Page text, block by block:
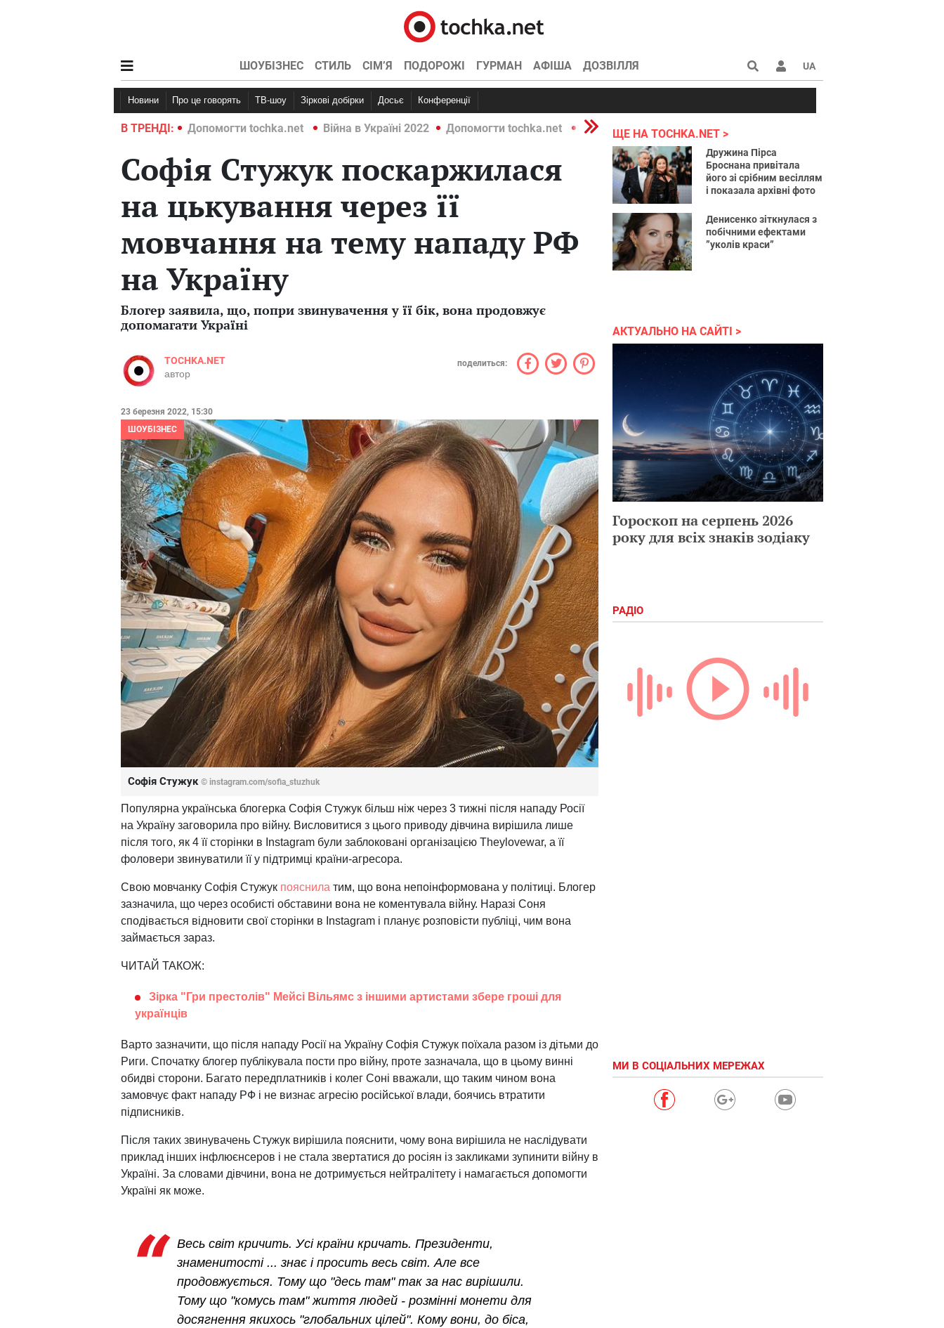
ШОУБІЗНЕС СТИЛЬ СІМ’Я ПОДОРОЖІ ГУРМАН АФІША ДОЗВІЛЛЯ UA
Новини Про це говорять ТВ-шоу Зіркові добірки Досьє Конференції
В ТРЕНДІ:
Війна в Україні 2022 Допомогти tochka.net Війна в Україні 2022 Допомогти tochka.net Війна в Україні 2022
Софія Стужук поскаржилася
на цькування через її
мовчання на тему нападу РФ
на Україну
Блогер заявила, що, попри звинувачення у її бік, вона продовжує
допомагати Україні
TOCHKA.NET
автор
поделиться:
23 березня 2022, 15:30
ШОУБІЗНЕС
Софія Стужук © instagram.com/sofia_stuzhuk
Популярна українська блогерка Софія Стужук більш ніж через 3 тижні після нападу Росії
на Україну заговорила про війну. Висловитися з цього приводу дівчина вирішила лише
після того, як 4 її сторінки в Instagram були заблоковані організацією Theylovewar, а її
фоловери звинуватили її у підтримці країни-агресора.
Свою мовчанку Софія Стужук пояснила тим, що вона непоінформована у політиці. Блогер
зазначила, що через особисті обставини вона не коментувала війну. Наразі Соня
сподівається відновити свої сторінки в Instagram і планує розповісти публіці, чим вона
займається зараз.
ЧИТАЙ ТАКОЖ:
Зірка "Гри престолів" Мейсі Вільямс з іншими артистами збере гроші для
українців
Варто зазначити, що після нападу Росії на Україну Софія Стужук поїхала разом із дітьми до
Риги. Спочатку блогер публікувала пости про війну, проте зазначала, що в цьому винні
обидві сторони. Багато передплатників і колег Соні вважали, що таким чином вона
замовчує факт нападу РФ і не визнає агресію російської влади, боячись втратити
підписників.
Після таких звинувачень Стужук вирішила пояснити, чому вона вирішила не наслідувати
приклад інших інфлюєнсеров і не стала звертатися до росіян із закликами зупинити війну в
Україні. За словами дівчини, вона не дотримується нейтралітету і намагається допомогти
Україні як може.
Весь світ кричить. Усі країни кричать. Президенти,
знаменитості ... знає і просить весь світ. Але все
продовжується. Тому що "десь там" так за нас вирішили.
Тому що "комусь там" життя людей - розмінні монети для
досягнення якихось "глобальних цілей". Кому вони, до біса,
ЩЕ НА TOCHKA.NET
Дружина Пірса
Броснана привітала
його зі срібним весіллям
і показала архівні фото
Денисенко зіткнулася з
побічними ефектами
”уколів краси”
АКТУАЛЬНО НА САЙТІ
Гороскоп на серпень 2026
року для всіх знаків зодіаку
РАДІО
МИ В СОЦІАЛЬНИХ МЕРЕЖАХ